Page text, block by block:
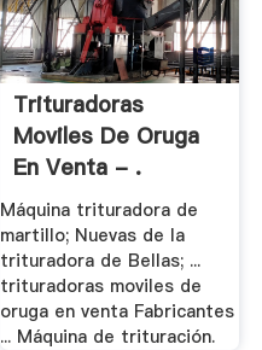
Trituradoras
Moviles De Oruga
En Venta - .
Máquina trituradora de
martillo; Nuevas de la
trituradora de Bellas; ...
trituradoras moviles de
oruga en venta Fabricantes
... Máquina de trituración.